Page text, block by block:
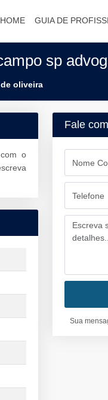
HOME GUIA DE
sp
oliveira
o
Fale
Sua